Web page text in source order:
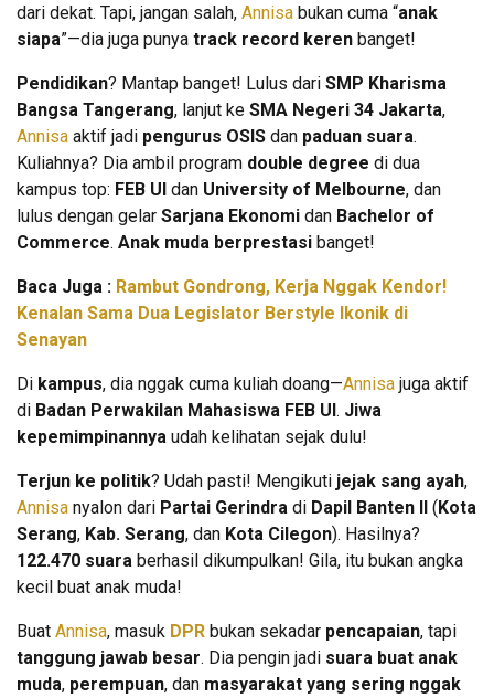
dari dekat. Tapi, jangan salah, Annisa bukan cuma “anak
siapa”—dia juga punya track record keren banget!
Pendidikan? Mantap banget! Lulus dari SMP Kharisma
Bangsa Tangerang, lanjut ke SMA Negeri 34 Jakarta,
Annisa aktif jadi pengurus OSIS dan paduan suara.
Kuliahnya? Dia ambil program double degree di dua
kampus top: FEB UI dan University of Melbourne, dan
lulus dengan gelar Sarjana Ekonomi dan Bachelor of
Commerce. Anak muda berprestasi banget!
Baca Juga : Rambut Gondrong, Kerja Nggak Kendor!
Kenalan Sama Dua Legislator Berstyle Ikonik di
Senayan
Di kampus, dia nggak cuma kuliah doang—Annisa juga aktif
di Badan Perwakilan Mahasiswa FEB UI. Jiwa
kepemimpinannya udah kelihatan sejak dulu!
Terjun ke politik? Udah pasti! Mengikuti jejak sang ayah,
Annisa nyalon dari Partai Gerindra di Dapil Banten II (Kota
Serang, Kab. Serang, dan Kota Cilegon). Hasilnya?
122.470 suara berhasil dikumpulkan! Gila, itu bukan angka
kecil buat anak muda!
Buat Annisa, masuk DPR bukan sekadar pencapaian, tapi
tanggung jawab besar. Dia pengin jadi suara buat anak
muda, perempuan, dan masyarakat yang sering nggak